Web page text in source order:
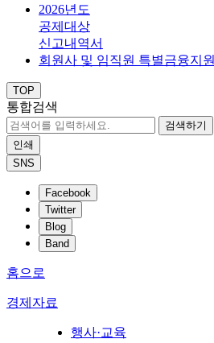
2026년도
공제대상
신고내역서
회원사 및 임직원 특별금융지원
TOP
통합검색
검색하기
인쇄
SNS
Facebook
Twitter
Blog
Band
홈으로
경제자료
행사·교육